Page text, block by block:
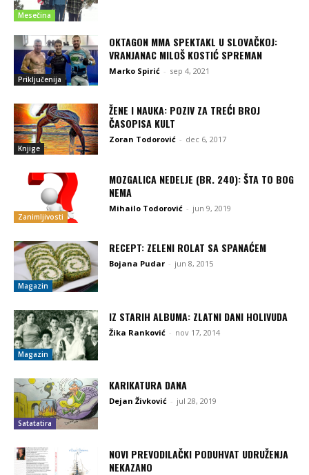
Mesečina
Priključenija
OKTAGON MMA SPEKTAKL U SLOVAČKOJ:
VRANJANAC MILOŠ KOSTIĆ SPREMAN
Marko Spirić - sep 4, 2021
Knjige
ŽENE I NAUKA: POZIV ZA TREĆI BROJ
ČASOPISA KULT
Zoran Todorović - dec 6, 2017
Zanimljivosti
MOZGALICA NEDELJE (BR. 240): ŠTA TO BOG
NEMA
Mihailo Todorović - jun 9, 2019
Magazin
RECEPT: ZELENI ROLAT SA SPANAĆEM
Bojana Pudar - jun 8, 2015
Magazin
IZ STARIH ALBUMA: ZLATNI DANI HOLIVUDA
Žika Ranković - nov 17, 2014
Satatatira
KARIKATURA DANA
Dejan Živković - jul 28, 2019
NOVI PREVODILAČKI PODUHVAT UDRUŽENJA
NEKAZANO